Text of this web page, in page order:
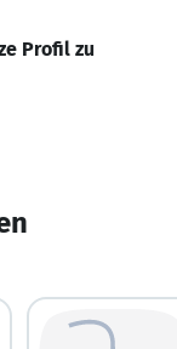
Profil zu